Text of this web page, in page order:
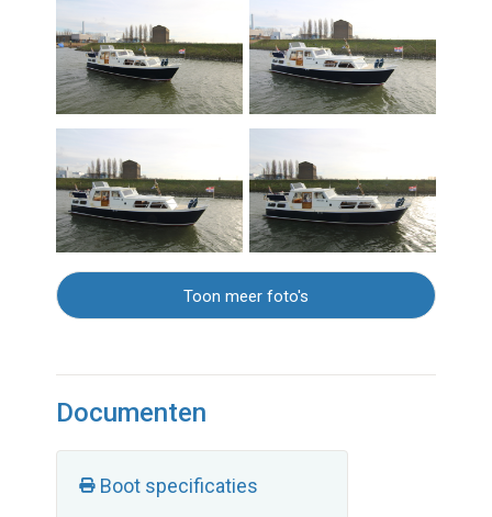
Toon meer foto's
Documenten
Boot specificaties